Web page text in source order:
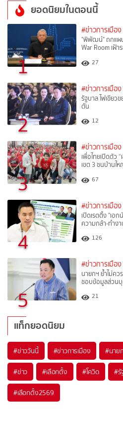
ยอดนิยมในตอนนี้
1
#ข่าวการเมือง
"พิพัฒน์" ถกแผ
War Room เฝ้า
27
2
#ข่าวการเมือง
รัฐบาล ไฟเขียว
ตัน
12
3
#ข่าวการเมือง
เพื่อไทยเปิดตัว
เขต 3 ชนบ้านใ
67
4
#ข่าวการเมือง
เปิดเรตติ้ง "เอ
ความกล้า-ทำง
126
5
#ข่าวการเมือง
นายกฯ ย้ำไม่คว
ชอบข้อมูลส่วนบุ
21
แท็กยอดนิยม
#ข่าววันนี้ #ข่าวการเมือง #นาย
#ข่าว #เลือกตั้ง #โควิด #รั
#เลือกตั้ง2569